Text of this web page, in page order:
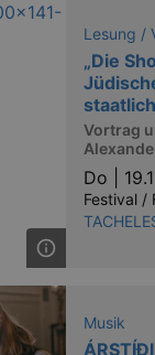
Lesung /
„Die
Vortrag
Do |
Festival /
Musik
Analytics - which
used analytics service.
assigning a randomly
and campaign data for
after 2 years,
Analytics. This
no information is
update a unique value
rate - limiting the
after 10 minutes.